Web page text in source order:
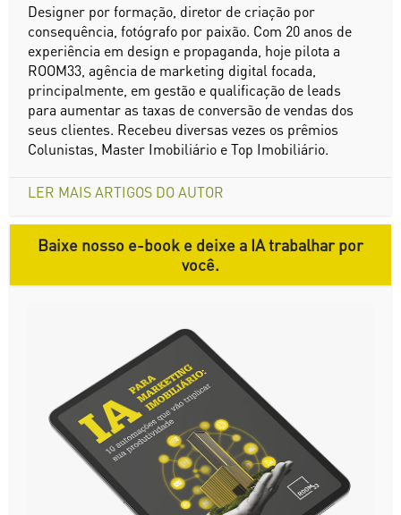
Designer por formação, diretor de criação por
consequência, fotógrafo por paixão. Com 20 anos de
experiência em design e propaganda, hoje pilota a
ROOM33, agência de marketing digital focada,
principalmente, em gestão e qualificação de leads
para aumentar as taxas de conversão de vendas dos
seus clientes. Recebeu diversas vezes os prêmios
Colunistas, Master Imobiliário e Top Imobiliário.
LER MAIS ARTIGOS DO AUTOR
Baixe nosso e-book e deixe a IA trabalhar por
você.